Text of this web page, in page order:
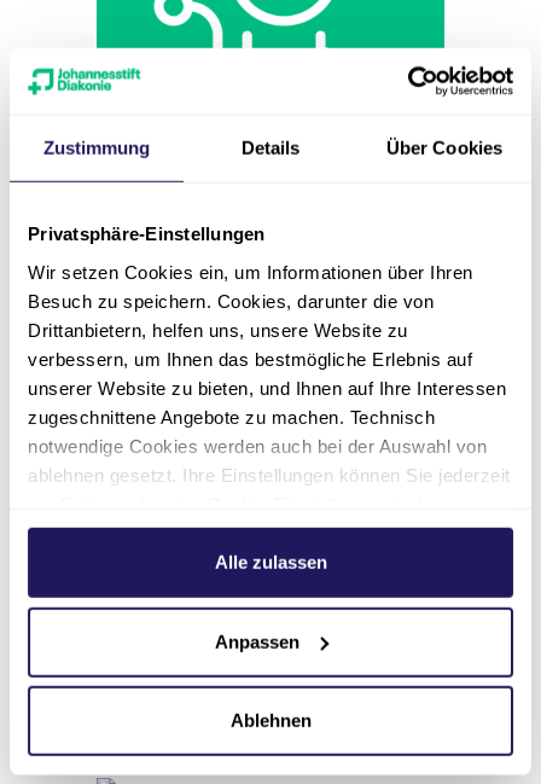
Zustimmung Details Über Cookies
Privatsphäre-Einstellungen
Wir setzen Cookies ein, um Informationen über Ihren
Besuch zu speichern. Cookies, darunter die von
Drittanbietern, helfen uns, unsere Website zu
verbessern, um Ihnen das bestmögliche Erlebnis auf
unserer Website zu bieten, und Ihnen auf Ihre Interessen
zugeschnittene Angebote zu machen. Technisch
notwendige Cookies werden auch bei der Auswahl von
ablehnen gesetzt. Ihre Einstellungen können Sie jederzeit
Weitere Informationen hierzu finden Sie in unserer
.
Alle zulassen
Anpassen
Ablehnen
Pflege
Operationstechnische *r
Assistent *in OTA
Eintrittsdatum
nächstmöglich
Stellenumfang
Vollzeit oder Teilzeit
Einrichtung
Evangelische Lungenklinik
Zur Ausschreibung